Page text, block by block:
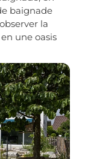
baignade
la
une oasis